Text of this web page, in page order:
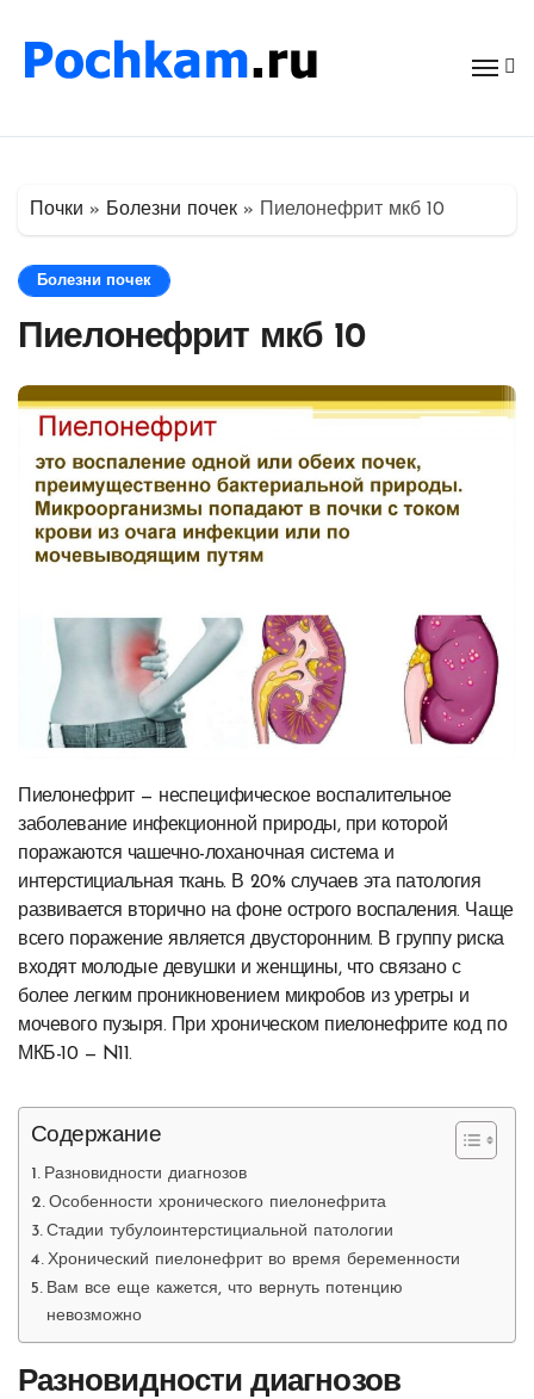
содержимому
Почки » Болезни почек » Пиелонефрит мкб 10
Болезни почек
Пиелонефрит мкб 10
заболевание инфекционной природы, при которой
поражаются чашечно-лоханочная система и
интерстициальная ткань. В 20% случаев эта патология
развивается вторично на фоне острого воспаления. Чаще
всего поражение является двусторонним. В группу риска
входят молодые девушки и женщины, что связано с
более легким проникновением микробов из уретры и
мочевого пузыря. При хроническом пиелонефрите код по
МКБ-10 — N11.
Содержание
Разновидности диагнозов
Особенности хронического пиелонефрита
Стадии тубулоинтерстициальной патологии
Хронический пиелонефрит во время беременности
Вам все еще кажется, что вернуть потенцию
невозможно
Разновидности диагнозов